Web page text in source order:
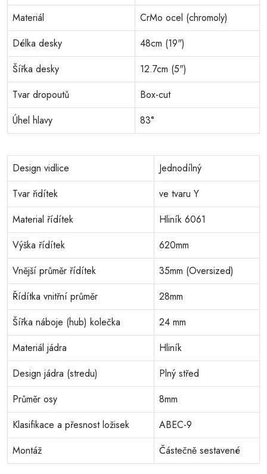
Materiál
CrMo ocel (chromoly)
Délka desky
48cm (19")
Šířka desky
12.7cm (5")
Tvar dropoutů
Box-cut
Úhel hlavy
83°
Design vidlice
Jednodílný
Tvar řidítek
ve tvaru Y
Material řídítek
Hliník 6061
Výška řídítek
620mm
Vnější průměr řídítek
35mm (Oversized)
Řídítka vnitřní průměr
28mm
Šířka náboje (hub) kolečka
24 mm
Materiál jádra
Hliník
Design jádra (stredu)
Plný střed
Průměr osy
8mm
Klasifikace a přesnost ložisek
ABEC-9
Montáž
Částečně sestavené